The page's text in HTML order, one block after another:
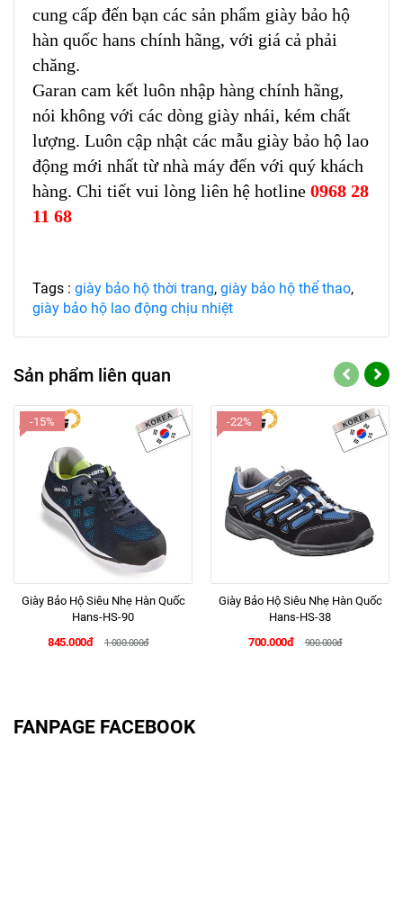
cung cấp đến bạn các sản phẩm giày bảo hộ
hàn quốc hans chính hãng, với giá cả phải
chăng.
Garan cam kết luôn nhập hàng chính hãng,
nói không với các dòng giày nhái, kém chất
lượng. Luôn cập nhật các mẫu giày bảo hộ lao
động mới nhất từ nhà máy đến với quý khách
hàng. Chi tiết vui lòng liên hệ hotline 0968 28
11 68
Tags : giày bảo hộ thời trang, giày bảo hộ thể thao,
giày bảo hộ lao động chịu nhiệt
Sản phẩm liên quan
-15%
Giày Bảo Hộ Siêu Nhẹ Hàn Quốc
Hans-HS-90
845.000đ
1.000.000đ
-22%
Giày Bảo Hộ Siêu Nhẹ Hàn Quốc
Hans-HS-38
700.000đ
900.000đ
FANPAGE FACEBOOK